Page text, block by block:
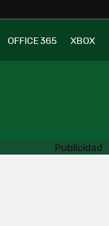
OFFICE 365 XBOX